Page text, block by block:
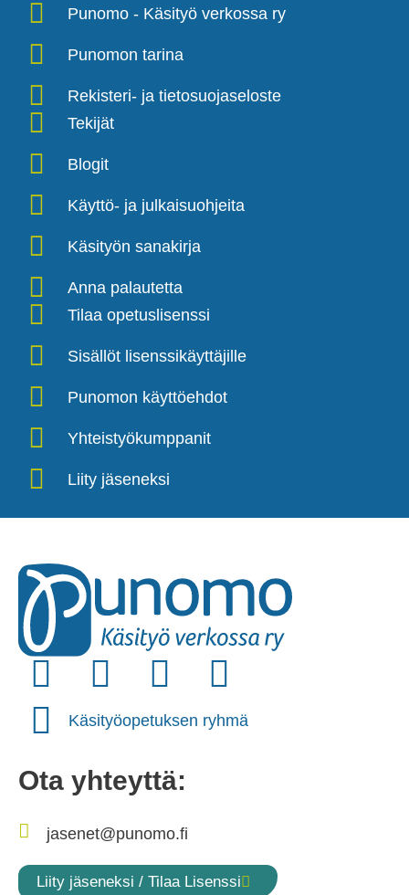
Punomo - Käsityö verkossa ry
Punomon tarina
Rekisteri- ja tietosuojaseloste
Tekijät
Blogit
Käyttö- ja julkaisuohjeita
Käsityön sanakirja
Anna palautetta
Tilaa opetuslisenssi
Sisällöt lisenssikäyttäjille
Punomon käyttöehdot
Yhteistyökumppanit
Liity jäseneksi
Käsityöopetuksen ryhmä
Ota yhteyttä:
jasenet@punomo.fi
Liity jäseneksi / Tilaa Lisenssi